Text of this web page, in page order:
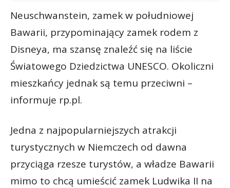
Neuschwanstein, zamek w południowej
Bawarii, przypominający zamek rodem z
Disneya, ma szansę znaleźć się na liście
Światowego Dziedzictwa UNESCO. Okoliczni
mieszkańcy jednak są temu przeciwni –
informuje rp.pl.
Jedna z najpopularniejszych atrakcji
turystycznych w Niemczech od dawna
przyciąga rzesze turystów, a władze Bawarii
mimo to chcą umieścić zamek Ludwika II na